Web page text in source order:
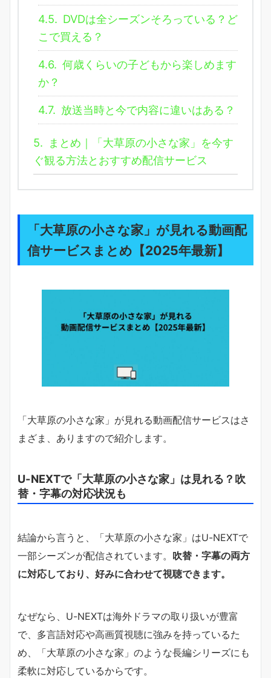
4.5. DVDは全シーズンそろっている？ど
こで買える？
4.6. 何歳くらいの子どもから楽しめます
か？
4.7. 放送当時と今で内容に違いはある？
5.
まとめ｜「大草原の小さな家」を今す
ぐ観る方法とおすすめ配信サービス
「大草原の小さな家」が見れる動画配
信サービスまとめ【2025年最新】
「大草原の小さな家」が見れる動画配信サービスはさ
まざま、ありますので紹介します。
U-NEXTで「大草原の小さな家」は見れる？吹
替・字幕の対応状況も
結論から言うと、「大草原の小さな家」はU-NEXTで
一部シーズンが配信されています。 吹替・字幕の両方
に対応しており、好みに合わせて視聴できます。
なぜなら、U-NEXTは海外ドラマの取り扱いが豊富
で、多言語対応や高画質視聴に強みを持っているた
め、「大草原の小さな家」のような長編シリーズにも
柔軟に対応しているからです。